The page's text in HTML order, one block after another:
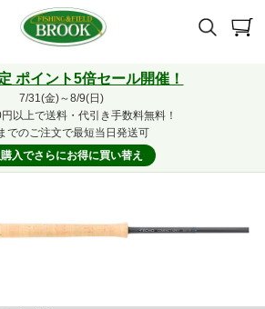
ポイント5倍セール開催！
7/31(金)～8/9(日)
以上で送料・代引き手数料無料！
でのご注文で最短当日発送可
入でさらにお得に買い替え